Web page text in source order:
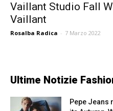
Vaillant Studio Fall
Vaillant
Rosalba Radica - 7 Marzo 2022
Ultime Notizie
Pepe Jeans